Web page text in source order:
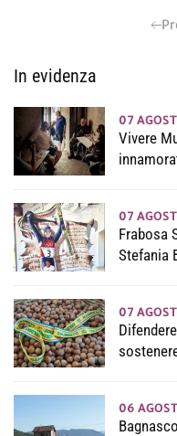
In evidenza
07
Vivere
07
Frabosa
Stefania
07
06